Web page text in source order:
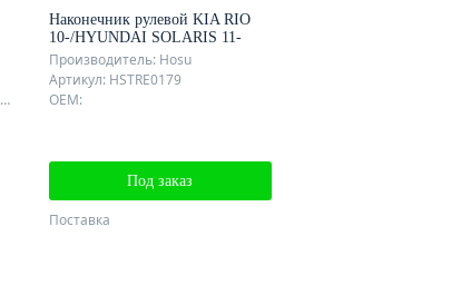
OEM: 4410A005; 4410A025; 4410A095; 4410A247; 4410A259; 4422A012; 4422A048; 4422A058; 4422A076;
Наконечник рулевой KIA RIO
10-/HYUNDAI SOLARIS 11-
Производитель: Hosu
Артикул: HSTRE0179
OEM:
Под заказ
Поставка